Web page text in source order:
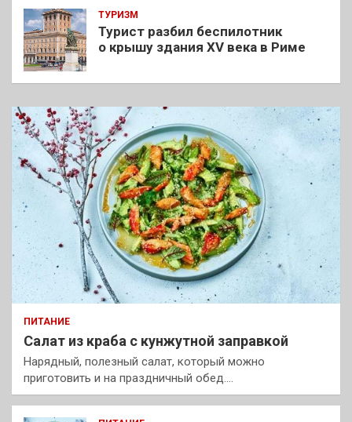
ТУРИЗМ
Турист разбил беспилотник
о крышу здания XV века в Риме
ПИТАНИЕ
Салат из краба с кунжутной заправкой
Нарядный, полезный салат, который можно
приготовить и на праздничный обед.…